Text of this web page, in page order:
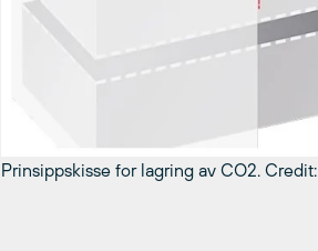
Prinsippskisse for lagring av CO2.